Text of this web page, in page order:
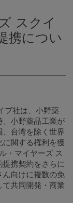
スクイ
携につい
ブ社は、小野薬
、小野薬品工業が
台湾を除く世界
関する権利を獲
・マイヤーズ ス
携契約をさらに
ん向けに複数の免
共同開発・商業